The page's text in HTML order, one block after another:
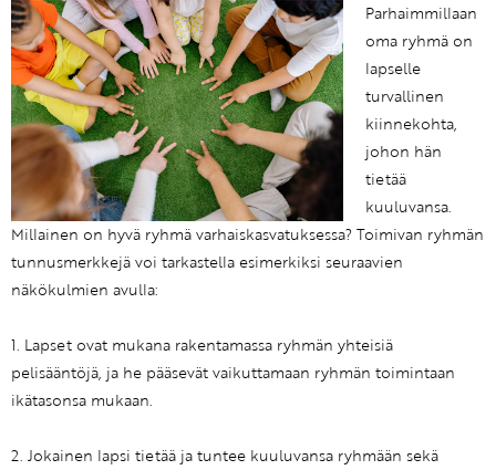
Parhaimmillaan
oma ryhmä on
lapselle
turvallinen
kiinnekohta,
johon hän
tietää
kuuluvansa.
Millainen on hyvä ryhmä varhaiskasvatuksessa? Toimivan ryhmän
tunnusmerkkejä voi tarkastella esimerkiksi seuraavien
näkökulmien avulla:
1. Lapset ovat mukana rakentamassa ryhmän yhteisiä
pelisääntöjä, ja he pääsevät vaikuttamaan ryhmän toimintaan
ikätasonsa mukaan.
2. Jokainen lapsi tietää ja tuntee kuuluvansa ryhmään sekä